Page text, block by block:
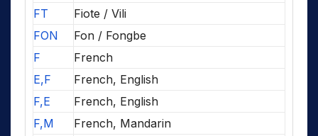
FT
Fiote / Vili
FON
Fon / Fongbe
F
French
E,F
French, English
F,E
French, English
F,M
French, Mandarin